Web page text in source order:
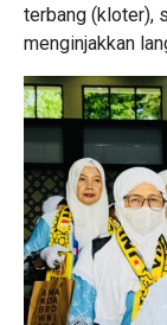
terbang (kloter),
menginjakkan